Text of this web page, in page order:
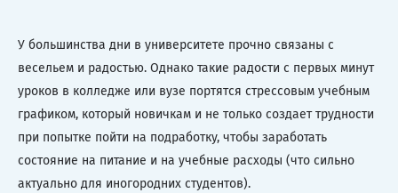
У большинства дни в университете прочно связаны с
весельем и радостью. Однако такие радости с первых минут
уроков в колледже или вузе портятся стрессовым учебным
графиком, который новичкам и не только создает трудности
при попытке пойти на подработку, чтобы заработать
состояние на питание и на учебные расходы (что сильно
актуально для иногородних студентов).